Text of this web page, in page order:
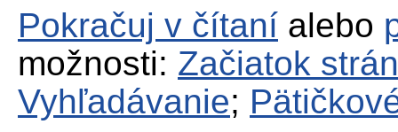
Pokračuj v čítaní alebo
možnosti: Začiatok
Vyhľadávanie;